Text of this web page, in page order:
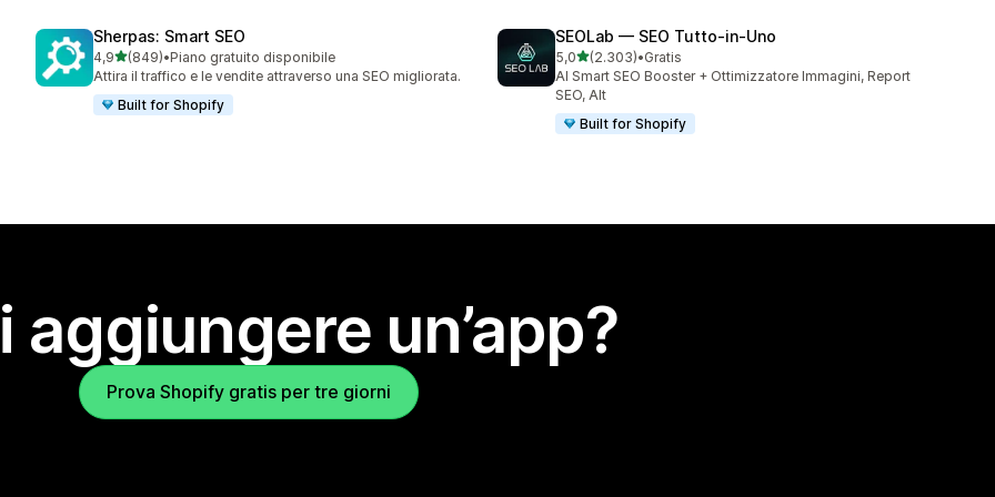
Sherpas: Smart SEO
4,9stelle su 5
(849)
849 recensioni totali
•Piano gratuito disponibile
Attira il traffico e le vendite attraverso una SEO migliorata.
Built for Shopify
SEOLab — SEO Tutto‑in‑Uno
5,0stelle su 5
(2.303)
2303 recensioni totali
•Gratis
AI Smart SEO Booster + Ottimizzatore Immagini, Report
SEO, Alt
Built for Shopify
aggiungere un’app?
Prova Shopify gratis per tre giorni